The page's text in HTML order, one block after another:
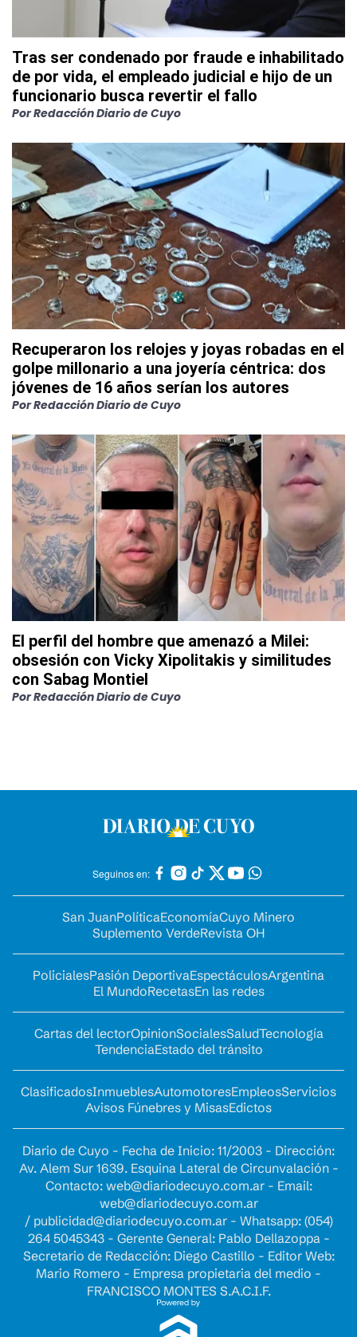
Tras ser condenado por fraude e inhabilitado
de por vida, el empleado judicial e hijo de un
funcionario busca revertir el fallo
PorRedacción Diario de Cuyo
Recuperaron los relojes y joyas robadas en el
golpe millonario a una joyería céntrica: dos
jóvenes de 16 años serían los autores
PorRedacción Diario de Cuyo
El perfil del hombre que amenazó a Milei:
obsesión con Vicky Xipolitakis y similitudes
con Sabag Montiel
PorRedacción Diario de Cuyo
Seguinos en:
San JuanPolíticaEconomíaCuyo Minero
Suplemento VerdeRevista OH
PolicialesPasión DeportivaEspectáculosArgentina
El MundoRecetasEn las redes
Cartas del lectorOpinionSocialesSaludTecnología
TendenciaEstado del tránsito
ClasificadosInmueblesAutomotoresEmpleosServicios
Avisos Fúnebres y MisasEdictos
Diario de Cuyo - Fecha de Inicio: 11/2003 - Dirección:
Av. Alem Sur 1639. Esquina Lateral de Circunvalación -
Contacto: web@diariodecuyo.com.ar- Email:
web@diariodecuyo.com.ar
/ publicidad@diariodecuyo.com.ar- Whatsapp: (054)
264 5045343 - Gerente General: Pablo Dellazoppa -
Secretario de Redacción: Diego Castillo - Editor Web:
Mario Romero - Empresa propietaria del medio -
FRANCISCO MONTES S.A.C.I.F.